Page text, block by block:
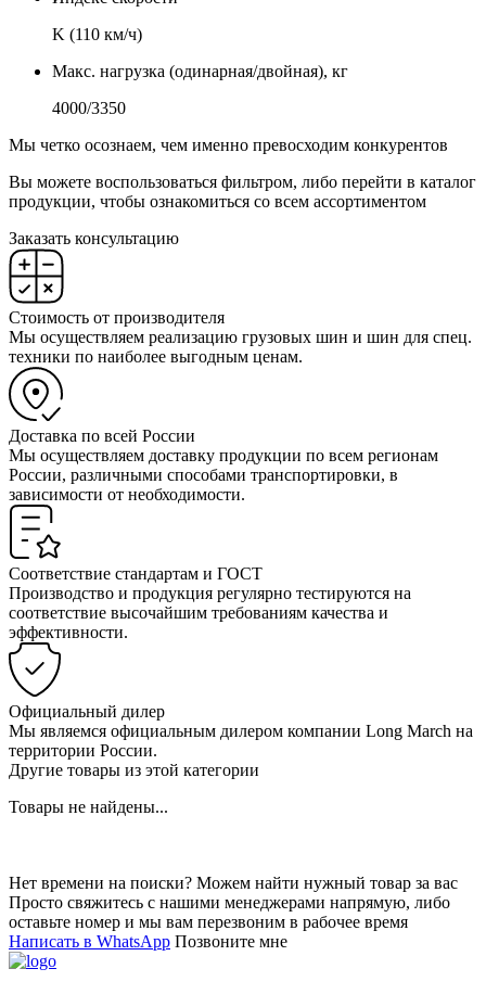
K (110 км/ч)
Макс. нагрузка (одинарная/двойная), кг
4000/3350
Мы четко осознаем, чем именно превосходим конкурентов
Вы можете воспользоваться фильтром, либо перейти в каталог
продукции, чтобы ознакомиться со всем ассортиментом
Заказать консультацию
Стоимость от производителя
Мы осуществляем реализацию грузовых шин и шин для спец.
техники по наиболее выгодным ценам.
Доставка по всей России
Мы осуществляем доставку продукции по всем регионам
России, различными способами транспортировки, в
зависимости от необходимости.
Соответствие стандартам и ГОСТ
Производство и продукция регулярно тестируются на
соответствие высочайшим требованиям качества и
эффективности.
Официальный дилер
Мы являемся официальным дилером компании Long March на
территории России.
Другие товары из этой категории
Товары не найдены...
Нет времени на поиски? Можем найти нужный товар за вас
Просто свяжитесь с нашими менеджерами напрямую, либо
оставьте номер и мы вам перезвоним в рабочее время
Написать в WhatsApp Позвоните мне